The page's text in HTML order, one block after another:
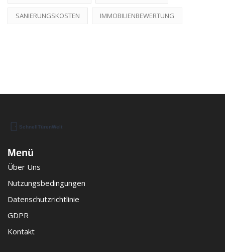
SANIERUNGSKOSTEN IMMOBILIENBEWERTUNG
Menü
Über Uns
Nutzungsbedingungen
Datenschutzrichtlinie
GDPR
Kontakt